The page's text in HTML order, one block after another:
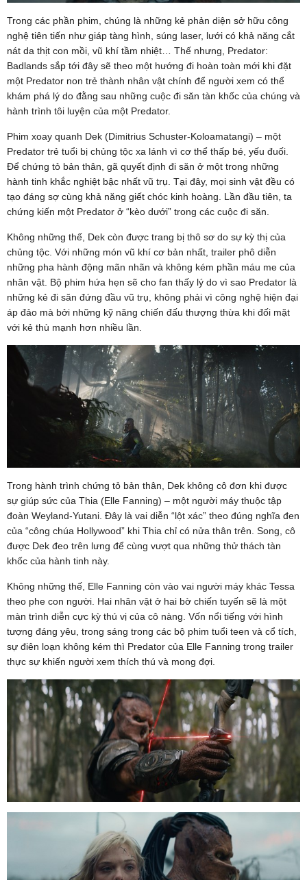
Trong các phần phim, chúng là những kẻ phản diện sở hữu công
nghệ tiên tiến như giáp tàng hình, súng laser, lưới có khả năng cắt
nát da thịt con mồi, vũ khí tầm nhiệt… Thế nhưng, Predator:
Badlands sắp tới đây sẽ theo một hướng đi hoàn toàn mới khi đặt
một Predator non trẻ thành nhân vật chính để người xem có thể
khám phá lý do đằng sau những cuộc đi săn tàn khốc của chúng và
hành trình tôi luyện của một Predator.
Phim xoay quanh Dek (Dimitrius Schuster-Koloamatangi) – một
Predator trẻ tuổi bị chủng tộc xa lánh vì cơ thể thấp bé, yếu đuối.
Để chứng tỏ bản thân, gã quyết định đi săn ở một trong những
hành tinh khắc nghiệt bậc nhất vũ trụ. Tại đây, mọi sinh vật đều có
tạo đáng sợ cùng khả năng giết chóc kinh hoàng. Lần đầu tiên, ta
chứng kiến một Predator ở “kèo dưới” trong các cuộc đi săn.
Không những thế, Dek còn được trang bị thô sơ do sự kỳ thị của
chủng tộc. Với những món vũ khí cơ bản nhất, trailer phô diễn
những pha hành động mãn nhãn và không kém phần máu me của
nhân vật. Bộ phim hứa hẹn sẽ cho fan thấy lý do vì sao Predator là
những kẻ đi săn đứng đầu vũ trụ, không phải vì công nghệ hiện đại
áp đảo mà bởi những kỹ năng chiến đấu thượng thừa khi đối mặt
với kẻ thù mạnh hơn nhiều lần.
Trong hành trình chứng tỏ bản thân, Dek không cô đơn khi được
sự giúp sức của Thia (Elle Fanning) – một người máy thuộc tập
đoàn Weyland-Yutani. Đây là vai diễn “lột xác” theo đúng nghĩa đen
của “công chúa Hollywood” khi Thia chỉ có nửa thân trên. Song, cô
được Dek đeo trên lưng để cùng vượt qua những thử thách tàn
khốc của hành tinh này.
Không những thế, Elle Fanning còn vào vai người máy khác Tessa
theo phe con người. Hai nhân vật ở hai bờ chiến tuyến sẽ là một
màn trình diễn cực kỳ thú vị của cô nàng. Vốn nổi tiếng với hình
tượng đáng yêu, trong sáng trong các bộ phim tuổi teen và cổ tích,
sự điên loạn không kém thì Predator của Elle Fanning trong trailer
thực sự khiến người xem thích thú và mong đợi.